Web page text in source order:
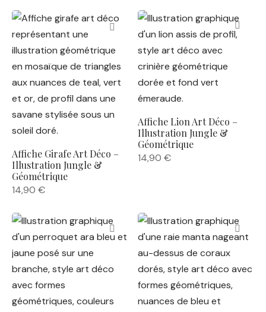
Affiche Girafe Art Déco –
Illustration Jungle &
Géométrique
14,90 €
Affiche Lion Art Déco –
Illustration Jungle &
Géométrique
14,90 €